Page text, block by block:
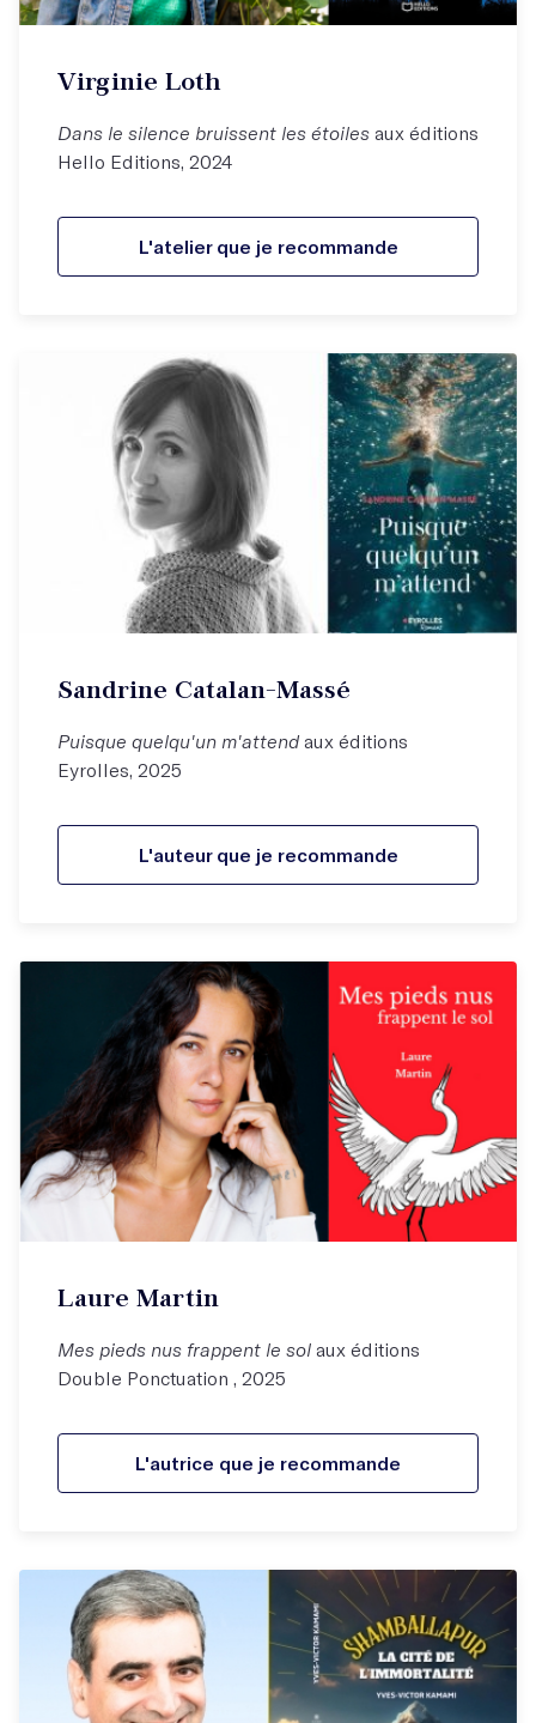
Virginie Loth
Dans le silence bruissent les étoiles aux éditions
Hello Editions, 2024
L'atelier que je recommande
Sandrine Catalan-Massé
Puisque quelqu'un m'attendaux éditions
Eyrolles, 2025
L'auteur que je recommande
Laure Martin
Mes pieds nus frappent le sol aux éditions
Double Ponctuation , 2025
L'autrice que je recommande